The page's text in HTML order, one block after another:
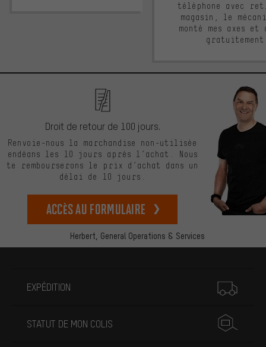
téléphone avec
magasin, le
monté mes axes et
Herbert, General Operations & Services
Droit de retour de 100 jours.
Renvoie-nous la marchandise non-utilisée
endéans les 10 jours après l’achat. Nous
te rembourserons le prix d’achat dans un
délai de 10 jours.
Accès au formulaire
EXPÉDITION
STATUT DE MON COLIS